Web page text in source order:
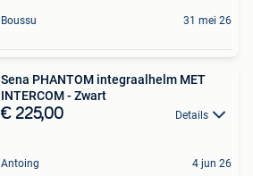
Boussu 31 mei 26
Sena PHANTOM integraalhelm MET
INTERCOM - Zwart
€ 225,00 Details
Antoing 4 jun 26